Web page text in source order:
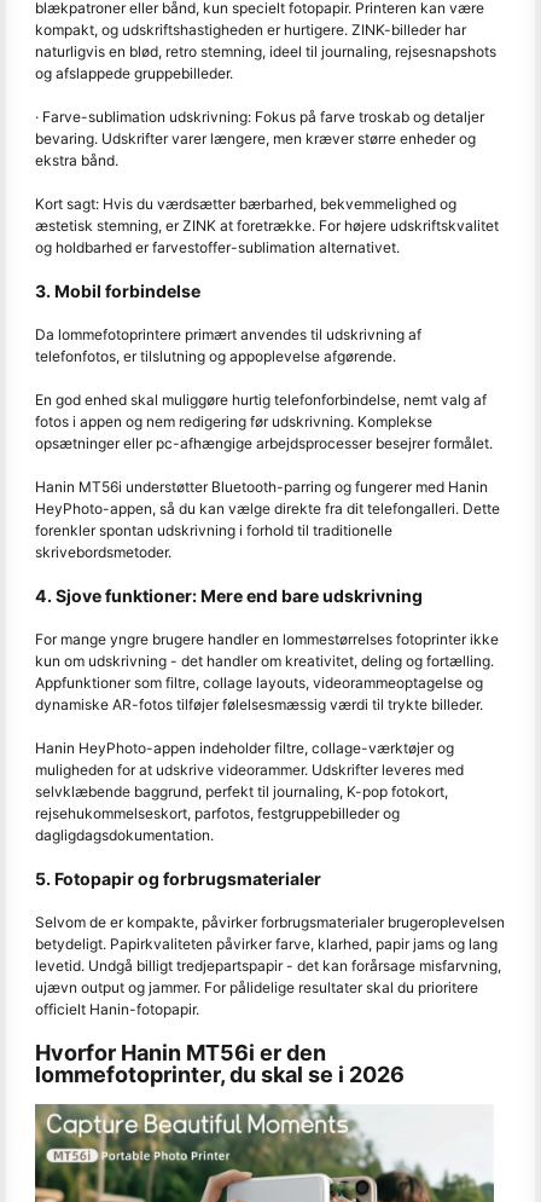
blækpatroner eller bånd, kun specielt fotopapir. Printeren kan være
kompakt, og udskriftshastigheden er hurtigere. ZINK-billeder har
naturligvis en blød, retro stemning, ideel til journaling, rejsesnapshots
og afslappede gruppebilleder.
· Farve-sublimation udskrivning: Fokus på farve troskab og detaljer
bevaring. Udskrifter varer længere, men kræver større enheder og
ekstra bånd.
Kort sagt: Hvis du værdsætter bærbarhed, bekvemmelighed og
æstetisk stemning, er ZINK at foretrække. For højere udskriftskvalitet
og holdbarhed er farvestoffer-sublimation alternativet.
3. Mobil forbindelse
Da lommefotoprintere primært anvendes til udskrivning af
telefonfotos, er tilslutning og appoplevelse afgørende.
En god enhed skal muliggøre hurtig telefonforbindelse, nemt valg af
fotos i appen og nem redigering før udskrivning. Komplekse
opsætninger eller pc-afhængige arbejdsprocesser besejrer formålet.
Hanin MT56i understøtter Bluetooth-parring og fungerer med Hanin
HeyPhoto-appen, så du kan vælge direkte fra dit telefongalleri. Dette
forenkler spontan udskrivning i forhold til traditionelle
skrivebordsmetoder.
4. Sjove funktioner: Mere end bare udskrivning
For mange yngre brugere handler en lommestørrelses fotoprinter ikke
kun om udskrivning - det handler om kreativitet, deling og fortælling.
Appfunktioner som filtre, collage layouts, videorammeoptagelse og
dynamiske AR-fotos tilføjer følelsesmæssig værdi til trykte billeder.
Hanin HeyPhoto-appen indeholder filtre, collage-værktøjer og
muligheden for at udskrive videorammer. Udskrifter leveres med
selvklæbende baggrund, perfekt til journaling, K-pop fotokort,
rejsehukommelseskort, parfotos, festgruppebilleder og
dagligdagsdokumentation.
5. Fotopapir og forbrugsmaterialer
Selvom de er kompakte, påvirker forbrugsmaterialer brugeroplevelsen
betydeligt. Papirkvaliteten påvirker farve, klarhed, papir jams og lang
levetid. Undgå billigt tredjepartspapir - det kan forårsage misfarvning,
ujævn output og jammer. For pålidelige resultater skal du prioritere
officielt Hanin-fotopapir.
Hvorfor Hanin MT56i er den
lommefotoprinter, du skal se i 2026